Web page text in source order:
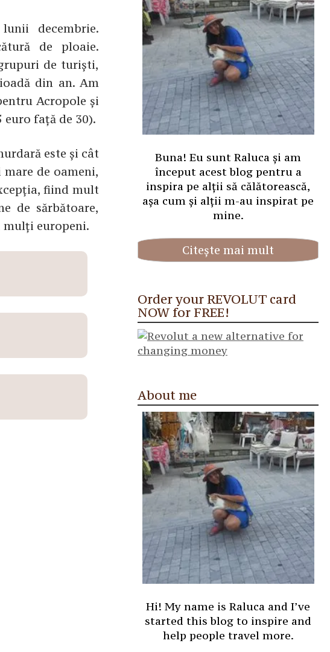
decembrie.
de ploaie.
de turiști,
din an. Am
Acropole și
față de 30).
este și cât
de oameni,
fiind mult
de sărbătoare,
mulți europeni.
Buna! Eu sunt Raluca și am
început acest blog pentru a
inspira pe alții să călătorească,
așa cum și alții m-au inspirat pe
mine.
Citește mai mult
Order your REVOLUT card
NOW for FREE!
About me
Hi! My name is Raluca and I’ve
started this blog to inspire and
help people travel more.